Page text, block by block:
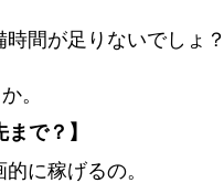
間が足りないでしょ
。
で？】
に稼げるの。